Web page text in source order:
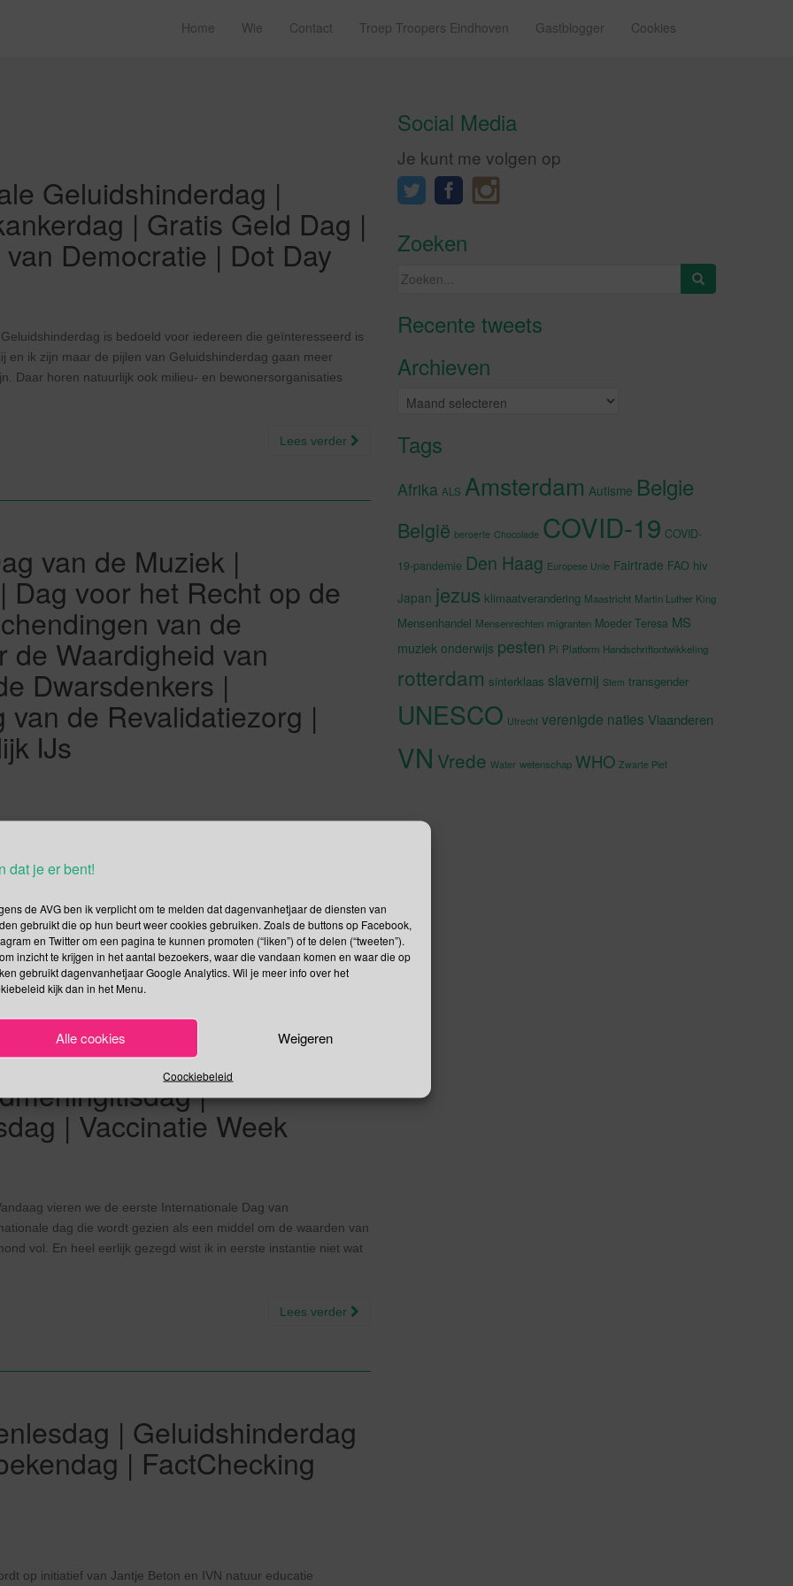
dat je er bent!
de AVG ben ik verplicht om te melden dat dagenvanhetjaar de diensten van
gebruikt die op hun beurt weer cookies gebruiken. Zoals de buttons op Facebook,
en Twitter om een pagina te kunnen promoten (“liken”) of te delen (“tweeten”).
inzicht te krijgen in het aantal bezoekers, waar die vandaan komen en waar die op
gebruikt dagenvanhetjaar Google Analytics. Wil je meer info over het
kijk dan in het Menu.
Alle cookies Weigeren
Coockiebeleid
Home Wie Contact Troep Troopers Eindhoven Gastblogger Cookies
Geluidshinderdag |
| Gratis Geld Dag |
Democratie | Dot Day
is bedoeld voor iedereen die geïnteresseerd is
en ik zijn maar de pijlen van Geluidshinderdag gaan meer
Daar horen natuurlijk ook milieu- en bewonersorganisaties
Lees verder
van de Muziek |
Dag voor het Recht op de
van de
de Waardigheid van
Dwarsdenkers |
de Revalidatiezorg |
IJs
Muziek (NdvdM) moet je niet verwarren met de Dag van de
getinte dag terwijl de Nationale Dag van de Muziek een
onze zuider- en oosterburen […]
Lees verder
en Diplomatie
Geleidehond |
|
| Vaccinatie Week
vieren we de eerste Internationale Dag van
dag die wordt gezien als een middel om de waarden van
vol. En heel eerlijk gezegd wist ik in eerste instantie niet wat
Lees verder
| Geluidshinderdag
| FactChecking
op initiatief van Jantje Beton en IVN natuur educatie
Social Media
Je kunt me volgen op
Zoeken
Zoeken
Recente tweetsKlik om marketing cookies te
Archieven
Archieven
Tags
Afrika ALS Amsterdam Autisme Belgie
België beroerte Chocolade COVID-19 COVID-
19-pandemie Den Haag Europese Unie Fairtrade FAO hiv
Japan jezus klimaatverandering Maastricht Martin Luther King
Mensenhandel Mensenrechten migranten Moeder Teresa MS
muziek onderwijs pesten Pi Platform Handschriftontwikkeling
rotterdam sinterklaas slavernij Stem transgender
UNESCO Utrecht verenigde naties Vlaanderen
VN Vrede Water wetenschap WHO Zwarte Piet